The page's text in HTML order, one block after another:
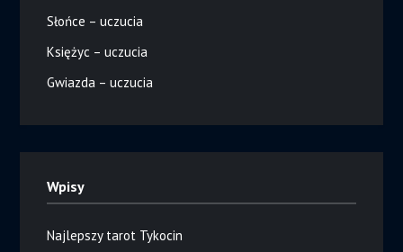
Słońce – uczucia
Księżyc – uczucia
Gwiazda – uczucia
Wpisy
Najlepszy tarot Tykocin